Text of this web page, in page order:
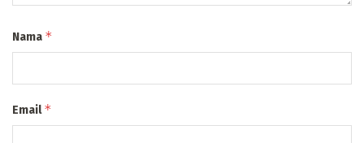
Nama *
Email*